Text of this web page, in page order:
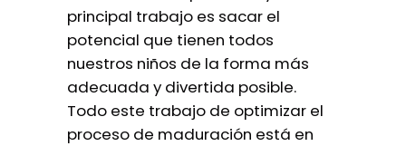
principal trabajo es sacar el
potencial que tienen todos
nuestros niños de la forma más
adecuada y divertida posible.
Todo este trabajo de optimizar el
proceso de maduración está en